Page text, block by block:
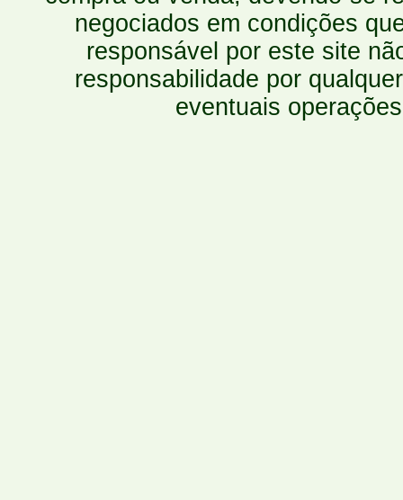
negociados em condições
responsável por este site
responsabilidade por
eventuais